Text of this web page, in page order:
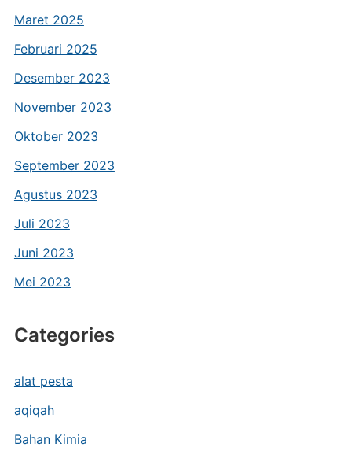
Maret 2025
Februari 2025
Desember 2023
November 2023
Oktober 2023
September 2023
Agustus 2023
Juli 2023
Juni 2023
Mei 2023
Categories
alat pesta
aqiqah
Bahan Kimia